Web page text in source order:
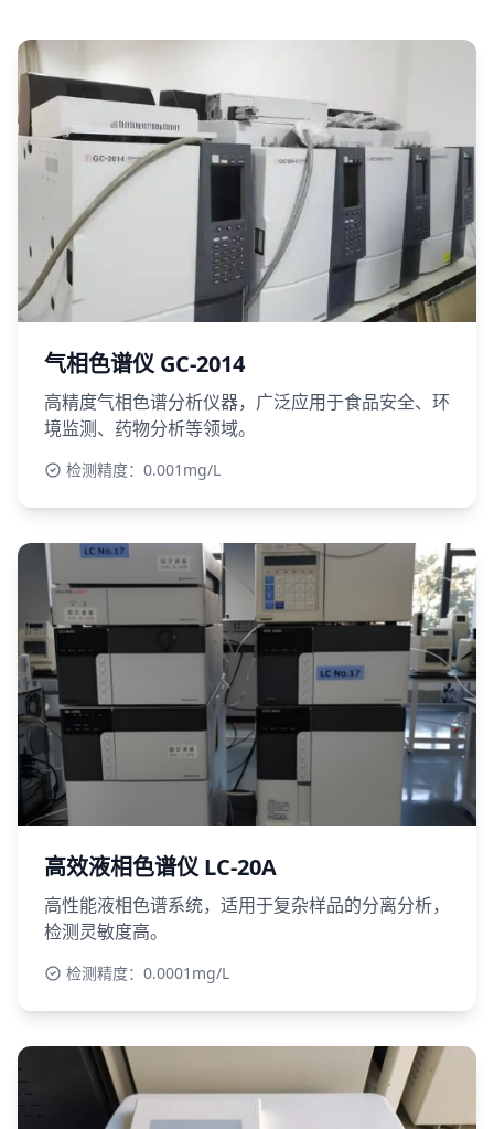
气相色谱仪 GC-2014
高精度气相色谱分析仪器，广泛应用于食品安全、环
境监测、药物分析等领域。
检测精度：0.001mg/L
高效液相色谱仪 LC-20A
高性能液相色谱系统，适用于复杂样品的分离分析，
检测灵敏度高。
检测精度：0.0001mg/L